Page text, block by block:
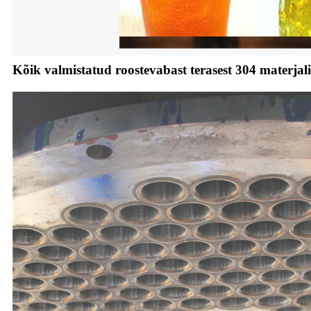
Kõik valmistatud roostevabast terasest 304